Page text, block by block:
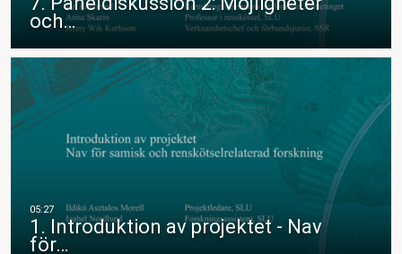
och…
1. Introduktion av projektet - Nav
för…